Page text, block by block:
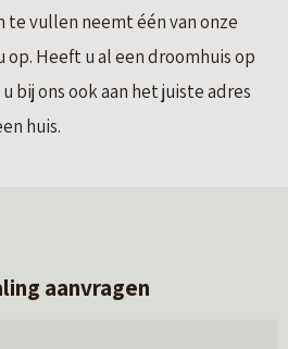
vullen neemt één van onze
Heeft u al een droomhuis op
bij ons ook aan het juiste adres
huis.
aanvragen